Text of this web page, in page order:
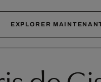
EXPLORER